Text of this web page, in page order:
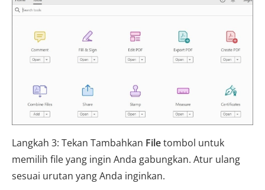
Langkah 3: Tekan Tambahkan Filetombol untuk
memilih file yang ingin Anda gabungkan. Atur ulang
sesuai urutan yang Anda inginkan.